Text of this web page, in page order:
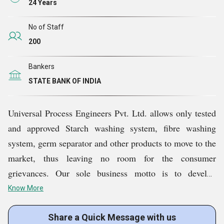
लिए हमसे संपर्क कर सकते हैं और हम सामग्री संतुलन अध्ययन, जल उपयोग, उपकरण
आदि में आपकी मदद करेंगे
हमारे उत्पाद दुनिया भर में गुणवत्ता के नए मानक स्थापित कर रहे हैं। वर्तमान में, हम
यूरोपीय, अफ्रीकी और एशियाई देशों
24 Years
No of Staff
200
Bankers
STATE BANK OF INDIA
Universal Process Engineers Pvt. Ltd. allows only tested
and approved Starch washing system, fibre washing
system, germ separator and other products to move to the
market, thus leaving no room for the consumer
grievances. Our sole business motto is to develop
equipments that can help the Starch Industry in
approaching its progress and growth & to modify and
introduce new equipments, which are easily operated,
Know More
Share a Quick Message with us